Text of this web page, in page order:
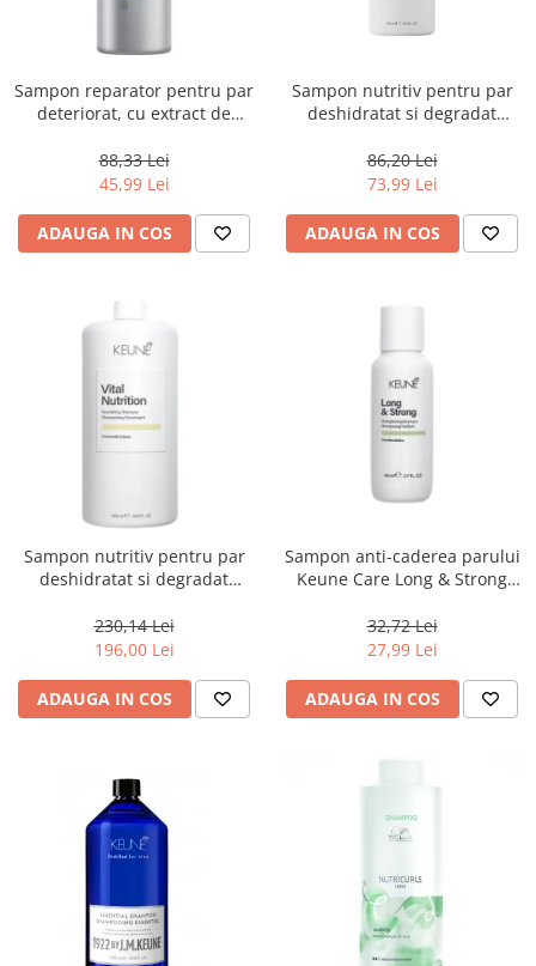
Sampon reparator pentru par
deteriorat, cu extract de
Londa Professional Care
Visible Repair, 1000 ml
88,33 Lei
45,99 Lei
ADAUGA IN COS
Sampon nutritiv pentru par
deshidratat si degradat
Shampoo, 300 ml
86,20 Lei
73,99 Lei
ADAUGA IN COS
Sampon nutritiv pentru par
deshidratat si degradat
Shampoo, 1000 ml
230,14 Lei
196,00 Lei
ADAUGA IN COS
Sampon anti-caderea parului
Keune Care Long & Strong
32,72 Lei
27,99 Lei
ADAUGA IN COS